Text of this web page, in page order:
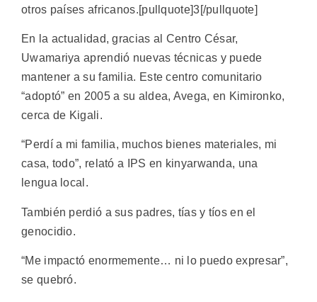
otros países africanos.[pullquote]3[/pullquote]
En la actualidad, gracias al Centro César,
Uwamariya aprendió nuevas técnicas y puede
mantener a su familia. Este centro comunitario
“adoptó” en 2005 a su aldea, Avega, en Kimironko,
cerca de Kigali.
“Perdí a mi familia, muchos bienes materiales, mi
casa, todo”, relató a IPS en kinyarwanda, una
lengua local.
También perdió a sus padres, tías y tíos en el
genocidio.
“Me impactó enormemente… ni lo puedo expresar”,
se quebró.